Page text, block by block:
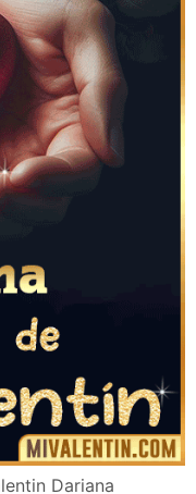
Dariana